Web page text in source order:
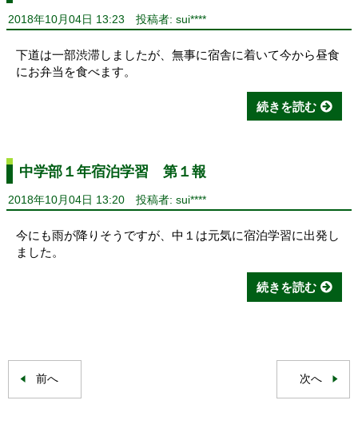
2018年10月04日 13:23 投稿者: sui****
下道は一部渋滞しましたが、無事に宿舎に着いて今から昼食
にお弁当を食べます。
続きを読む
中学部１年宿泊学習 第１報
2018年10月04日 13:20 投稿者: sui****
今にも雨が降りそうですが、中１は元気に宿泊学習に出発し
ました。
続きを読む
前へ 次へ